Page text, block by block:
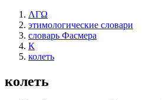
ΛΓΩ
этимологические словари
словарь Фасмера
К
колеть
колеть